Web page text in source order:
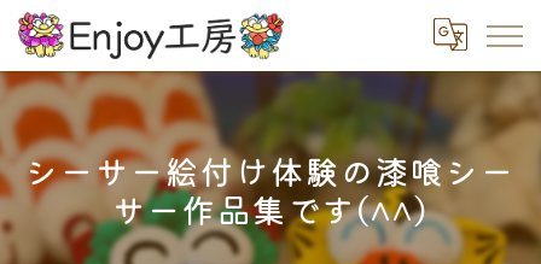
シーサー絵付け体験の漆喰シー
サー作品集です(^^)